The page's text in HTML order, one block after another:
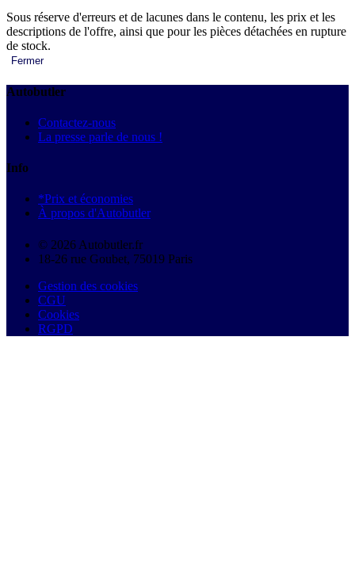
Sous réserve d'erreurs et de lacunes dans le contenu, les prix et les
descriptions de l'offre, ainsi que pour les pièces détachées en rupture
de stock.
Fermer
Autobutler
Contactez-nous
La presse parle de nous !
Info
*Prix et économies
À propos d'Autobutler
© 2026 Autobutler.fr
18-26 rue Goubet, 75019 Paris
Gestion des cookies
CGU
Cookies
RGPD